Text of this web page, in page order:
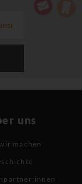
uns
machen